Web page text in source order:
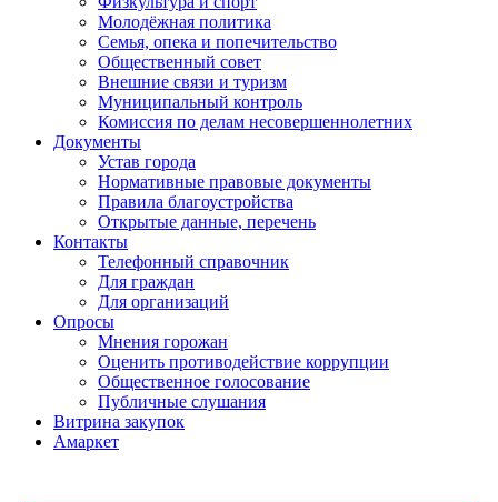
Молодёжная политика
Семья, опека и попечительство
Общественный совет
Внешние связи и туризм
Муниципальный контроль
Комиссия по делам несовершеннолетних
Документы
Устав города
Нормативные правовые документы
Правила благоустройства
Открытые данные, перечень
Контакты
Телефонный справочник
Для граждан
Для организаций
Опросы
Мнения горожан
Оценить противодействие коррупции
Общественное голосование
Публичные слушания
Витрина закупок
Амаркет